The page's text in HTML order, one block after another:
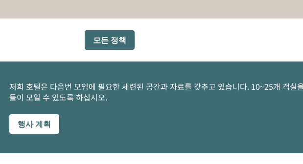
모든 정책
저희 호텔은 다음번 모임에 필요한 세련된 공간과 자료를 갖추고 있습니다. 10~25개 객실
들이 모일 수 있도록 하십시오.
행사 계획